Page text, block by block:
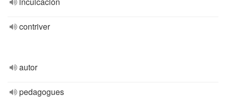
contriver
autor
pedagogues